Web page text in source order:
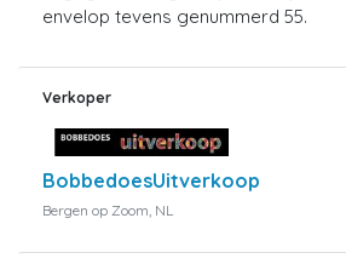
envelop tevens genummerd 55.
Verkoper
BobbedoesUitverkoop
Bergen op Zoom, NL